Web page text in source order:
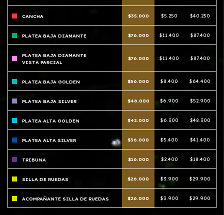
CANCHA $35.000 $5.250 $40.250
PLATEA BAJA DIAMANTE $76.000 $11.400 $87.400
PLATEA BAJA DIAMANTE
VISTA PARCIAL
$76.000 $11.400 $87.400
PLATEA BAJA GOLDEN $56.000 $8.400 $64.400
PLATEA BAJA SILVER $46.000 $6.900 $52.900
PLATEA ALTA GOLDEN $42.000 $6.300 $48.300
PLATEA ALTA SILVER $36.000 $5.400 $41.400
TRIBUNA $16.000 $2.400 $18.400
SILLA DE RUEDAS $26.000 $3.900 $29.900
ACOMPAÑANTE SILLA DE RUEDAS $26.000 $3.900 $29.900